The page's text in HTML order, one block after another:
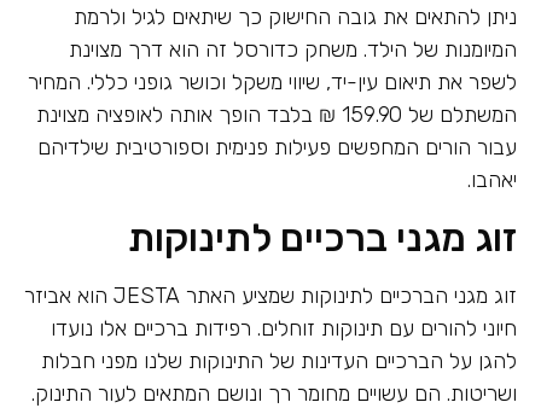
ניתן להתאים את גובה החישוק כך שיתאים לגיל ולרמת
המיומנות של הילד. משחק כדורסל זה הוא דרך מצוינת
לשפר את תיאום עין-יד, שיווי משקל וכושר גופני כללי. המחיר
המשתלם של 159.90 ₪ בלבד הופך אותה לאופציה מצוינת
עבור הורים המחפשים פעילות פנימית וספורטיבית שילדיהם
יאהבו.
זוג מגני ברכיים לתינוקות
זוג מגני הברכיים לתינוקות שמציע האתר JESTA הוא אביזר
חיוני להורים עם תינוקות זוחלים. רפידות ברכיים אלו נועדו
להגן על הברכיים העדינות של התינוקות שלנו מפני חבלות
ושריטות. הם עשויים מחומר רך ונושם המתאים לעור התינוק.